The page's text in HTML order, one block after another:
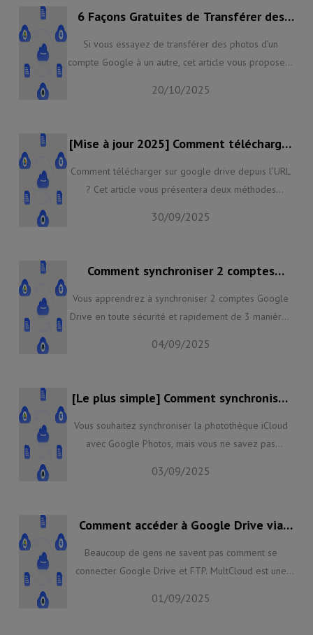
6 Façons Gratuites de Transférer des
Si vous essayez de transférer des photos d’un
compte Google à un autre, cet article vous propose 6
déplacer des photos entre deux comptes Google.
20/10/2025
[Mise à jour 2025] Comment télécharger
directement ?
Comment télécharger sur google drive depuis l’URL
? Cet article vous présentera deux méthodes
l’URL. Avec ces deux méthodes, vous pouvez accéder
30/09/2025
Comment synchroniser 2 comptes
Vous apprendrez à synchroniser 2 comptes Google
Drive en toute sécurité et rapidement de 3 manières
et deuxième méthodes sont basées sur les produits
comment ces méthodes fonctionnent.
04/09/2025
[Le plus simple] Comment synchroniser
Vous souhaitez synchroniser la photothèque iCloud
avec Google Photos, mais vous ne savez pas
apprendre la méthode la plus simple pour atteindre
03/09/2025
Comment accéder à Google Drive via
Beaucoup de gens ne savent pas comment se
connecter Google Drive et FTP. MultCloud est une
fichiers entre eux.
01/09/2025